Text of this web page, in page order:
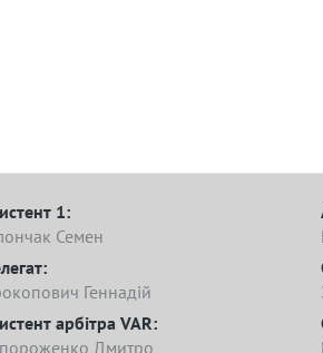
1:
Семен
Геннадій
арбітра VAR:
Дмитро